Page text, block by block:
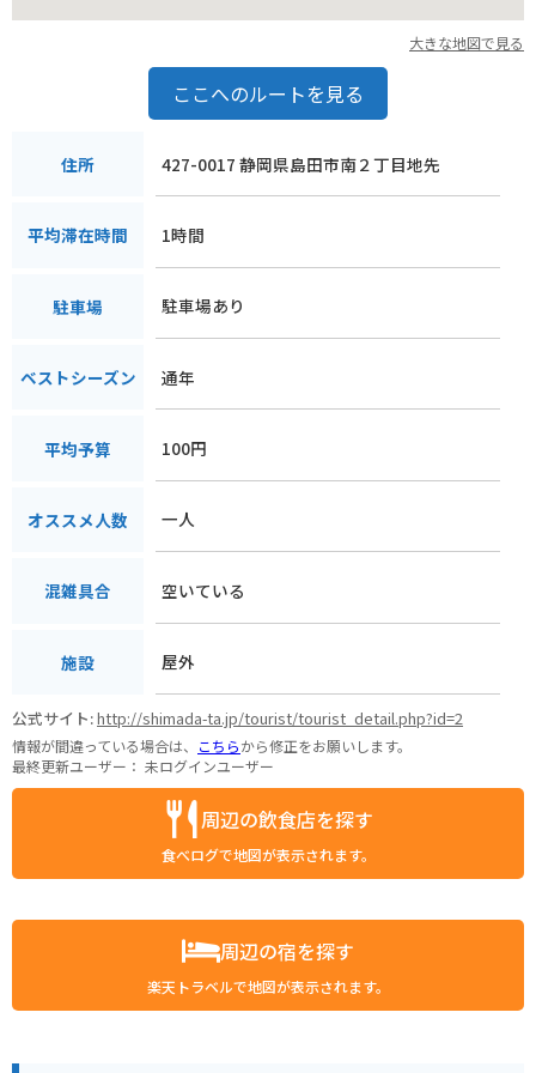
大きな地図で見る
ここへのルートを見る
住所 427-0017 静岡県島田市南２丁目地先
平均滞在時間 1時間
駐車場 駐車場あり
ベストシーズン 通年
平均予算 100円
オススメ人数 一人
混雑具合 空いている
施設 屋外
公式サイト:http://shimada-ta.jp/tourist/tourist_detail.php?id=2
情報が間違っている場合は、 こちらから修正をお願いします。
最終更新ユーザー： 未ログインユーザー
周辺の飲食店を探す
食べログで地図が表示されます。
周辺の宿を探す
楽天トラベルで地図が表示されます。